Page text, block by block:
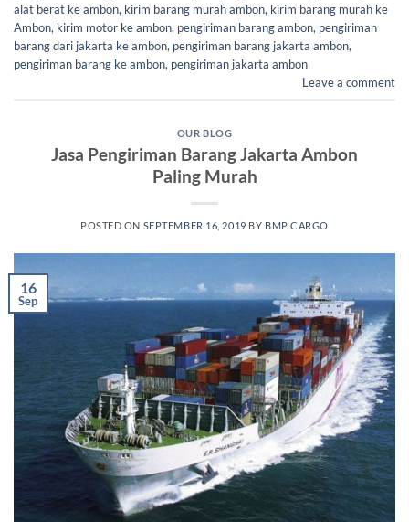
alat berat ke ambon, kirim barang murah ambon, kirim barang murah ke
Ambon, kirim motor ke ambon, pengiriman barang ambon, pengiriman
barang dari jakarta ke ambon, pengiriman barang jakarta ambon,
pengiriman barang ke ambon, pengiriman jakarta ambon
Leave a comment
OUR BLOG
Jasa Pengiriman Barang Jakarta Ambon
Paling Murah
POSTED ON SEPTEMBER 16, 2019 BY BMP CARGO
16
Sep